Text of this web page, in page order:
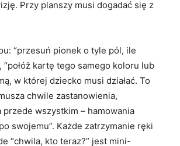
Przy planszy musi dogadać się z
“przesuń pionek o tyle pól, ile
“połóż kartę tego samego koloru lub
w której dziecko musi działać. To
chwile zastanowienia,
przede wszystkim – hamowania
swojemu”. Każde zatrzymanie ręki
“chwila, kto teraz?” jest mini-